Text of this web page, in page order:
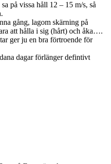
på vissa håll 12 – 15 m/s, så
gång, lagom skärning på
att hålla i sig (hårt) och åka….
ger ju en bra förtroende för
dagar förlänger defintivt